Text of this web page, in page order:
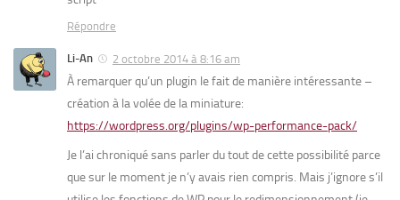
Répondre
Li-An 2 octobre 2014 à 8:16 am
À remarquer qu’un plugin le fait de manière intéressante –
création à la volée de la miniature:
https://wordpress.org/plugins/wp-performance-pack/
Je l’ai chroniqué sans parler du tout de cette possibilité parce
que sur le moment je n’y avais rien compris. Mais j’ignore s’il